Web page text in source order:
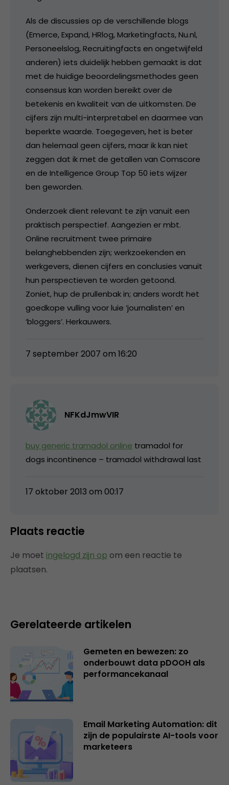
Als de discussies op de verschillende blogs
(Emerce, Expand, HRlog, Marketingfacts, Nu.nl,
Personeelslog, Recruitingfacts en ongetwijfeld
anderen) iets duidelijk hebben gemaakt is dat
met de huidige beoordelingsmethodes geen
consensus kan worden bereikt over de
betekenis en kwaliteit van de uitkomsten. De
cijfers zijn multi-interpretabel en daarmee van
beperkte waarde. Toegegeven, het is beter
dan helemaal geen cijfers, maar ik kan niet
zeggen dat ik met de getallen van Comscore
en de Intelligence Group Top 50 iets wijzer
ben geworden.
Onderzoek dient relevant te zijn vanuit een
praktisch perspectief. Aangezien er mbt.
Online recruitment twee primaire
belanghebbenden zijn; werkzoekenden en
werkgevers, dienen cijfers en conclusies vanuit
hun perspectieven te worden getoond.
Zoniet, hup de prullenbak in; anders wordt het
goedkope vulling voor luie ‘journalisten’ en
‘bloggers’. Herkauwers.
7 september 2007 om 16:20
NFKdJmwVIR
buy generic tramadol online tramadol for
dogs incontinence – tramadol withdrawal last
17 oktober 2013 om 00:17
Plaats reactie
Je moet ingelogd zijn op om een reactie te
plaatsen.
Gerelateerde artikelen
Gemeten en bewezen: zo
onderbouwt data pDOOH als
performancekanaal
Email Marketing Automation: dit
zijn de populairste AI-tools voor
marketeers